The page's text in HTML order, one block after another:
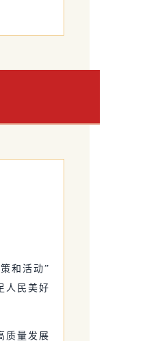
和活动”
人民美好
质量发展